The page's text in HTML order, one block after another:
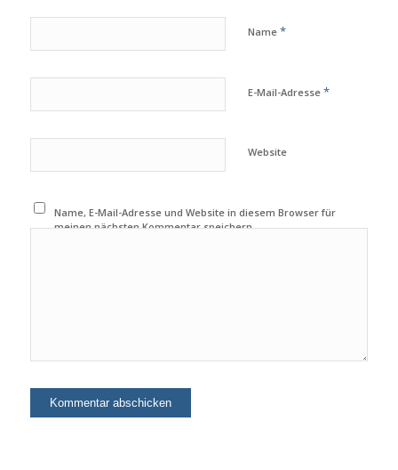
Name *
E-Mail-Adresse *
Website
Name, E-Mail-Adresse und Website in diesem Browser für
meinen nächsten Kommentar speichern.